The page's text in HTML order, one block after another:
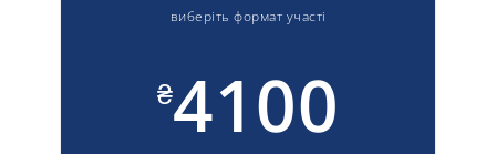
виберіть формат участі
₴4100